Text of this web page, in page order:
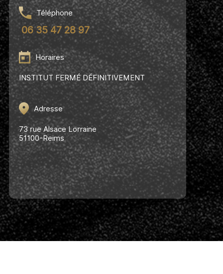
Téléphone
06 35 47 28 97
Horaires
INSTITUT FERMÉ DÉFINITIVEMENT
Adresse
73 rue Alsace Lorraine
51100-Reims